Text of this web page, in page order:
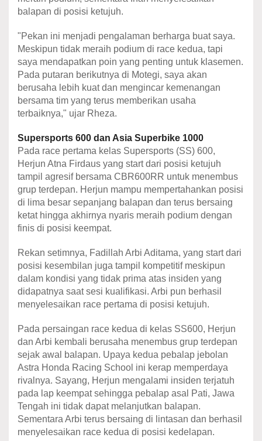
balapan di posisi ketujuh.
"Pekan ini menjadi pengalaman berharga buat saya.
Meskipun tidak meraih podium di race kedua, tapi
saya mendapatkan poin yang penting untuk klasemen.
Pada putaran berikutnya di Motegi, saya akan
berusaha lebih kuat dan mengincar kemenangan
bersama tim yang terus memberikan usaha
terbaiknya," ujar Rheza.
Supersports 600 dan Asia Superbike 1000
Pada race pertama kelas Supersports (SS) 600,
Herjun Atna Firdaus yang start dari posisi ketujuh
tampil agresif bersama CBR600RR untuk menembus
grup terdepan. Herjun mampu mempertahankan posisi
di lima besar sepanjang balapan dan terus bersaing
ketat hingga akhirnya nyaris meraih podium dengan
finis di posisi keempat.
Rekan setimnya, Fadillah Arbi Aditama, yang start dari
posisi kesembilan juga tampil kompetitif meskipun
dalam kondisi yang tidak prima atas insiden yang
didapatnya saat sesi kualifikasi. Arbi pun berhasil
menyelesaikan race pertama di posisi ketujuh.
Pada persaingan race kedua di kelas SS600, Herjun
dan Arbi kembali berusaha menembus grup terdepan
sejak awal balapan. Upaya kedua pebalap jebolan
Astra Honda Racing School ini kerap memperdaya
rivalnya. Sayang, Herjun mengalami insiden terjatuh
pada lap keempat sehingga pebalap asal Pati, Jawa
Tengah ini tidak dapat melanjutkan balapan.
Sementara Arbi terus bersaing di lintasan dan berhasil
menyelesaikan race kedua di posisi kedelapan.